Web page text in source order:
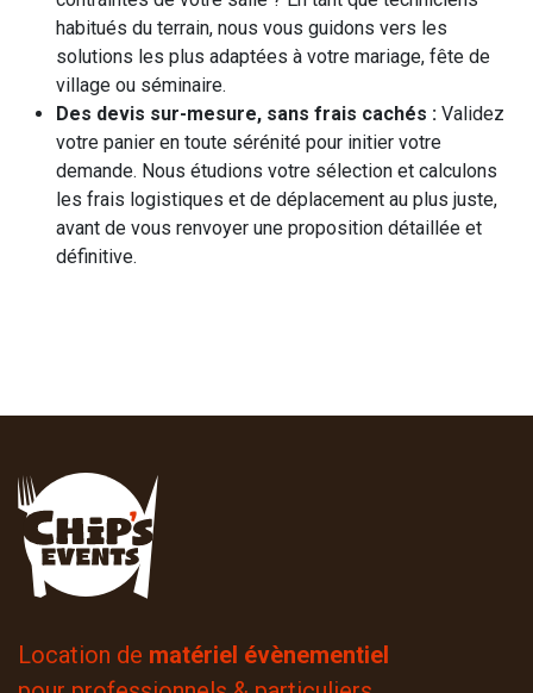
habitués du terrain, nous vous guidons vers les
solutions les plus adaptées à votre mariage, fête de
village ou séminaire.
Des devis sur-mesure, sans frais cachés : Validez
votre panier en toute sérénité pour initier votre
demande. Nous étudions votre sélection et calculons
les frais logistiques et de déplacement au plus juste,
avant de vous renvoyer une proposition détaillée et
définitive.
Location de matériel évènementiel